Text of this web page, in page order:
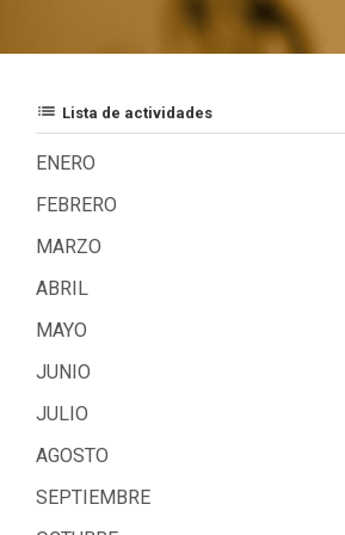
list Lista de actividades
ENERO
FEBRERO
MARZO
ABRIL
MAYO
JUNIO
JULIO
AGOSTO
SEPTIEMBRE